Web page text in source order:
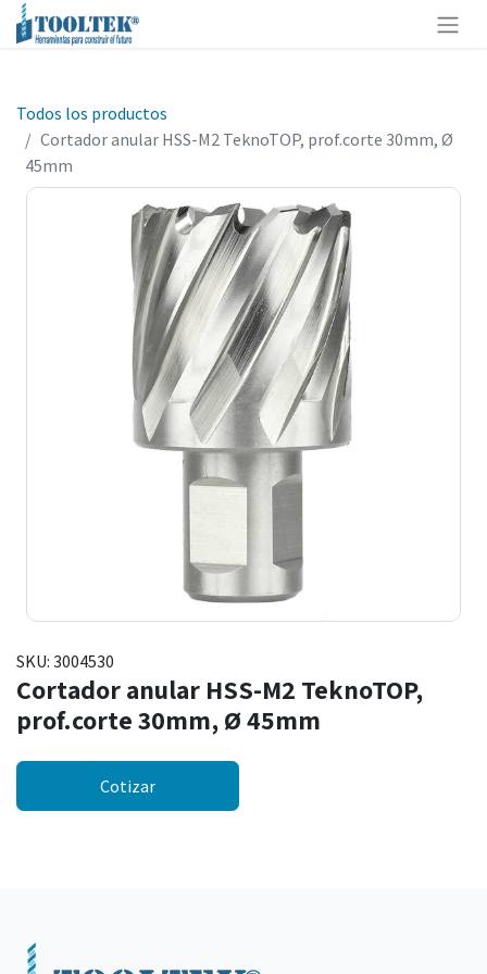
Todos los productos
Cortador anular HSS-M2 TeknoTOP, prof.corte 30mm, Ø
45mm
SKU: 3004530
Cortador anular HSS-M2 TeknoTOP,
prof.corte 30mm, Ø 45mm
Cotizar